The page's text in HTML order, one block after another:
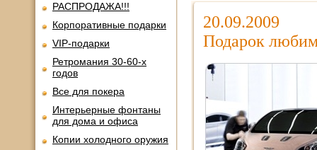
РАСПРОДАЖА!!!
Корпоративные подарки
VIP-подарки
Ретромания 30-60-х
годов
Все для покера
Интерьерные фонтаны
для дома и офиса
Копии холодного оружия
20.09.2009
Подарок